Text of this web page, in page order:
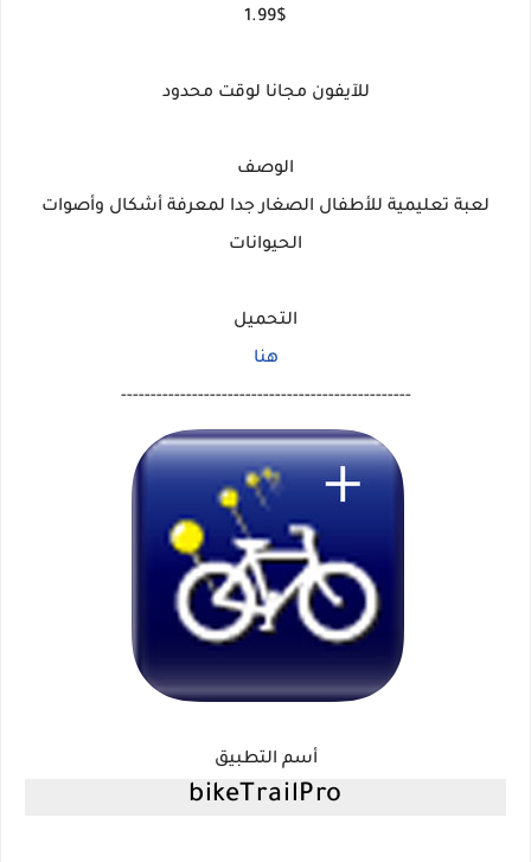
1.99$
للآيفون مجانا لوقت محدود
الوصف
لعبة تعليمية للأطفال الصغار جدا لمعرفة أشكال وأصوات
الحيوانات
التحميل
هنا
-------------------------------------------------
أسم التطبيق
bikeTrailPro